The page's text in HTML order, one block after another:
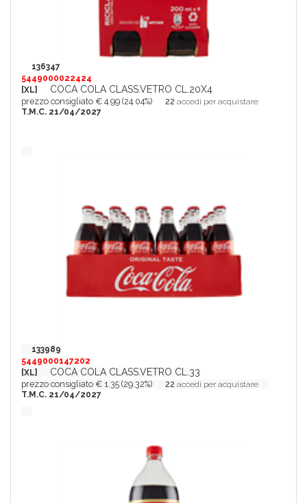
136347
5449000022424
[XL]
COCA COLA CLASS.VETRO CL.20X4
prezzo consigliato € 4.99 (24.04%) 22 accedi per acquistare
T.M.C. 21/04/2027
133989
5449000147202
[XL]
COCA COLA CLASS.VETRO CL.33
prezzo consigliato € 1.35 (29.32%) 22 accedi per acquistare
T.M.C. 21/04/2027